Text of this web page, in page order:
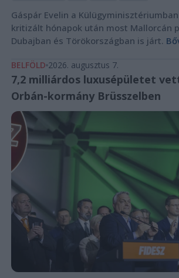
Gáspár Evelin a
kritizált hónapok után most Mallorcán
Dubajban és Törökországban is járt.
BELFÖLD 2026. augusztus 7.
7,2 milliárdos luxusépületet
Orbán-kormány Brüsszelben